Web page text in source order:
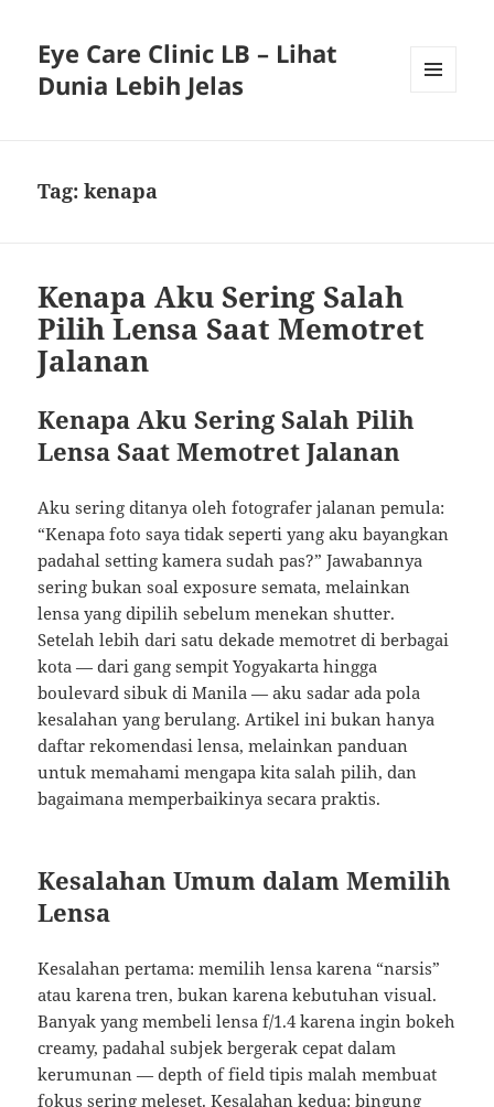
Eye Care Clinic LB – Lihat
Dunia Lebih Jelas
Tag:kenapa
Kenapa Aku Sering Salah
Pilih Lensa Saat Memotret
Jalanan
Kenapa Aku Sering Salah Pilih
Lensa Saat Memotret Jalanan
Aku sering ditanya oleh fotografer jalanan pemula:
“Kenapa foto saya tidak seperti yang aku bayangkan
padahal setting kamera sudah pas?” Jawabannya
sering bukan soal exposure semata, melainkan
lensa yang dipilih sebelum menekan shutter.
Setelah lebih dari satu dekade memotret di berbagai
kota — dari gang sempit Yogyakarta hingga
boulevard sibuk di Manila — aku sadar ada pola
kesalahan yang berulang. Artikel ini bukan hanya
daftar rekomendasi lensa, melainkan panduan
untuk memahami mengapa kita salah pilih, dan
bagaimana memperbaikinya secara praktis.
Kesalahan Umum dalam Memilih
Lensa
Kesalahan pertama: memilih lensa karena “narsis”
atau karena tren, bukan karena kebutuhan visual.
Banyak yang membeli lensa f/1.4 karena ingin bokeh
creamy, padahal subjek bergerak cepat dalam
kerumunan — depth of field tipis malah membuat
fokus sering meleset. Kesalahan kedua: bingung